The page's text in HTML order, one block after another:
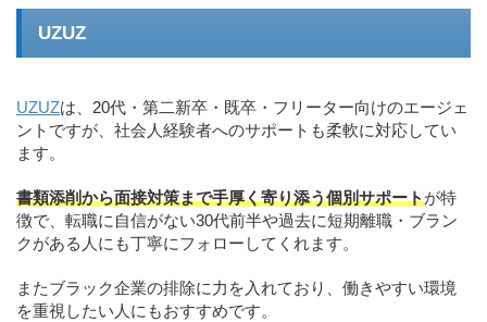
UZUZ
UZUZは、20代・第二新卒・既卒・フリーター向けのエージェ
ントですが、社会人経験者へのサポートも柔軟に対応してい
ます。
書類添削から面接対策まで手厚く寄り添う個別サポートが特
徴で、転職に自信がない30代前半や過去に短期離職・ブラン
クがある人にも丁寧にフォローしてくれます。
またブラック企業の排除に力を入れており、働きやすい環境
を重視したい人にもおすすめです。